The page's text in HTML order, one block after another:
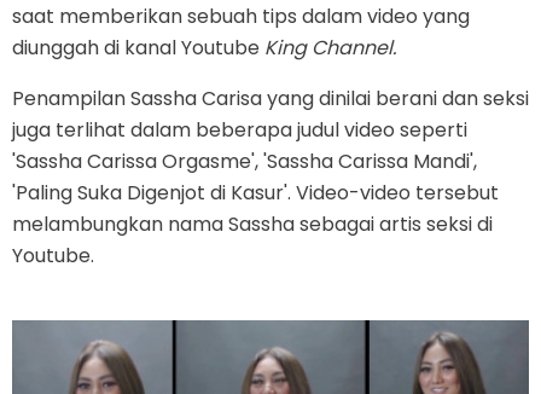
saat memberikan sebuah tips dalam video yang
diunggah di kanal Youtube King Channel.
Penampilan Sassha Carisa yang dinilai berani dan seksi
juga terlihat dalam beberapa judul video seperti
'Sassha Carissa Orgasme', 'Sassha Carissa Mandi',
'Paling Suka Digenjot di Kasur'. Video-video tersebut
melambungkan nama Sassha sebagai artis seksi di
Youtube.